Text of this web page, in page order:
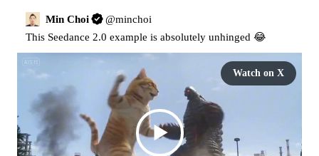
Min Choi @minchoi
This Seedance 2.0 example is absolutely unhinged 😂
Watch on X